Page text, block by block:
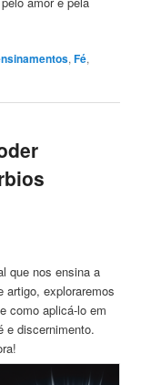
,Fé,
que nos ensina a
artigo, exploraremos
como aplicá-lo em
e discernimento.